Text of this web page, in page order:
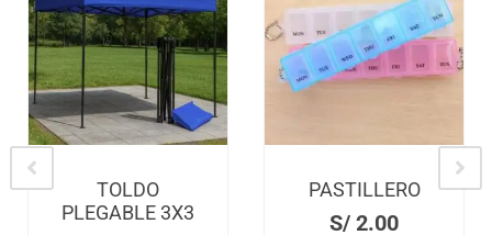
TOLDO
3X3
PASTILLERO